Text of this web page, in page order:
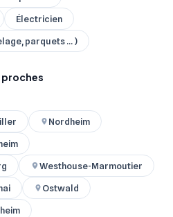
Électricien
parquets ... )
proches
Nordheim
Westhouse-Marmoutier
Ostwald